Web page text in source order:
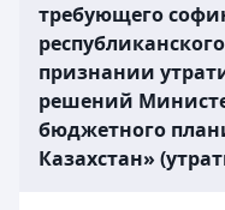
требующего
признании
решений
бюджетного
Казахстан»